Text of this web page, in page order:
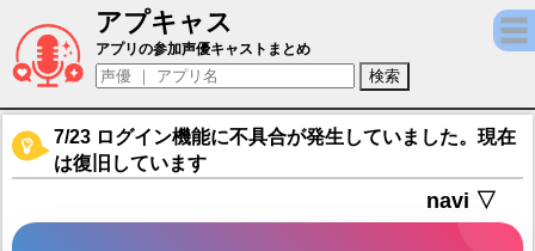
アプキャス
トウシュウ（声優：稲田徹)【LIVE A HERO
アプリの参加声優キャストまとめ
7/23 ログイン機能に不具合が発生していました。現在
は復旧しています
navi ▽